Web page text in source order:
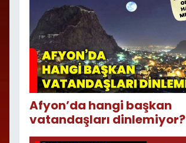
Afyon’da hangi başkan
vatandaşları dinlemiyor?